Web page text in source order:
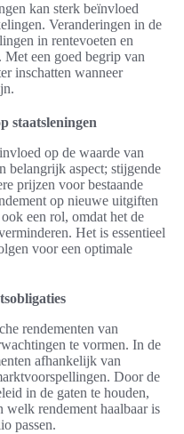
kan sterk beïnvloed
Veranderingen in de
in rentevoeten en
een goed begrip van
inschatten wanneer
staatsleningen
op de waarde van
belangrijk aspect; stijgende
prijzen voor bestaande
op nieuwe uitgiften
een rol, omdat het de
Het is essentieel
voor een optimale
rendementen van
te vormen. In de
afhankelijk van
Door de
in de gaten te houden,
rendement haalbaar is
passen.